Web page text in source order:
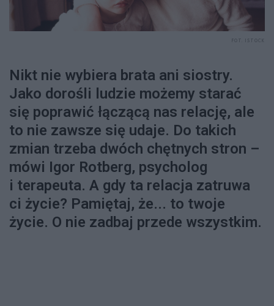
Nikt nie wybiera brata ani siostry.
Jako dorośli ludzie możemy starać
się poprawić łączącą nas relację, ale
to nie zawsze się udaje. Do takich
zmian trzeba dwóch chętnych stron –
mówi Igor Rotberg, psycholog
i terapeuta. A gdy ta relacja zatruwa
ci życie? Pamiętaj, że... to twoje
życie. O nie zadbaj przede wszystkim.